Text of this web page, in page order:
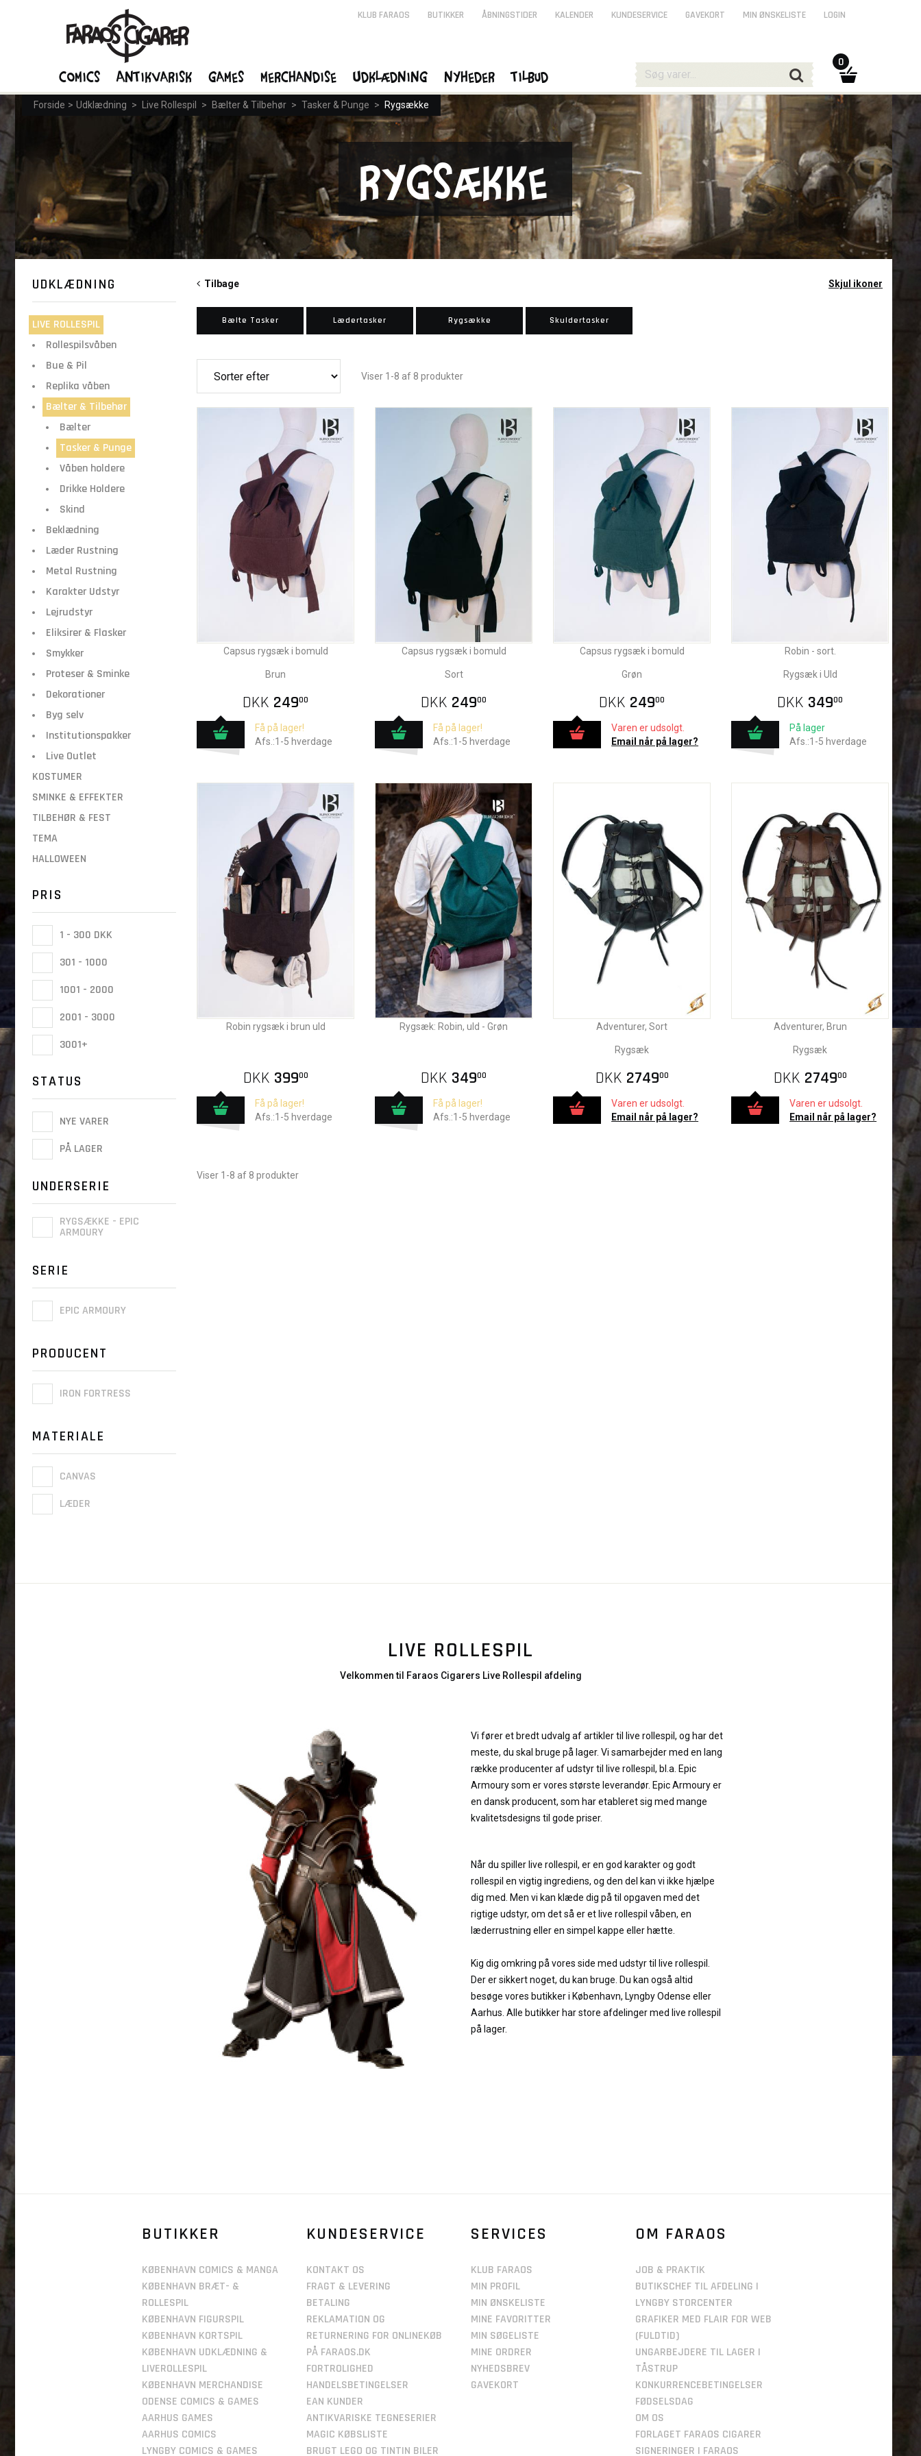
Forside > Udklædning > Live Rollespil > Bælter & Tilbehør > Tasker & Punge > Rygsække
Rygsække
UDKLÆDNING
LIVE ROLLESPIL
Rollespilsvåben
Bue & Pil
Replika våben
Bælter & Tilbehør
Bælter
Tasker & Punge
Våben holdere
Drikke Holdere
Skind
Beklædning
Læder Rustning
Metal Rustning
Karakter Udstyr
Lejrudstyr
Eliksirer & Flasker
Smykker
Proteser & Sminke
Dekorationer
Byg selv
Institutionspakker
Live Outlet
KOSTUMER
SMINKE & EFFEKTER
TILBEHØR & FEST
TEMA
HALLOWEEN
PRIS
1 - 300 DKK
301 - 1000
1001 - 2000
2001 - 3000
3001+
STATUS
NYE VARER
PÅ LAGER
UNDERSERIE
RYGSÆKKE - EPIC
ARMOURY
SERIE
EPIC ARMOURY
PRODUCENT
IRON FORTRESS
MATERIALE
CANVAS
LÆDER
Skjul ikoner
Tilbage
Bælte Tasker Lædertasker Rygsække Skuldertasker
Viser 1-8 af 8 produkter
Capsus rygsæk i bomuld
Brun
DKK 24900
Få på lager!
Afs.:1-5 hverdage
Capsus rygsæk i bomuld
Sort
DKK 24900
Få på lager!
Afs.:1-5 hverdage
Capsus rygsæk i bomuld
Grøn
DKK 24900
Varen er udsolgt.
Email når på lager?
Robin - sort.
Rygsæk i Uld
DKK 34900
På lager
Afs.:1-5 hverdage
Robin rygsæk i brun uld
DKK 39900
Få på lager!
Afs.:1-5 hverdage
Rygsæk: Robin, uld - Grøn
DKK 34900
Få på lager!
Afs.:1-5 hverdage
Adventurer, Sort
Rygsæk
DKK 274900
Varen er udsolgt.
Email når på lager?
Adventurer, Brun
Rygsæk
DKK 274900
Varen er udsolgt.
Email når på lager?
Viser 1-8 af 8 produkter
LIVE ROLLESPIL
Velkommen til Faraos Cigarers Live Rollespil afdeling
Vi fører et bredt udvalg af artikler til live rollespil, og har det
meste, du skal bruge på lager. Vi samarbejder med en lang
række producenter af udstyr til live rollespil, bl.a. Epic
Armoury som er vores største leverandør. Epic Armoury er
en dansk producent, som har etableret sig med mange
kvalitetsdesigns til gode priser.
Når du spiller live rollespil, er en god karakter og godt
rollespil en vigtig ingrediens, og den del kan vi ikke hjælpe
dig med. Men vi kan klæde dig på til opgaven med det
rigtige udstyr, om det så er et live rollespil våben, en
læderrustning eller en simpel kappe eller hætte.
Kig dig omkring på vores side med udstyr til live rollespil.
Der er sikkert noget, du kan bruge. Du kan også altid
besøge vores butikker i København, Lyngby Odense eller
Aarhus. Alle butikker har store afdelinger med live rollespil
på lager.
KLUB FARAOS BUTIKKER ÅBNINGSTIDER KALENDER KUNDESERVICE GAVEKORT MIN ØNSKELISTE LOGIN
Comics Antikvarisk Games Merchandise Udklædning Nyheder Tilbud
0
BUTIKKER
KØBENHAVN COMICS & MANGA
KØBENHAVN BRÆT- &
ROLLESPIL
KØBENHAVN FIGURSPIL
KØBENHAVN KORTSPIL
KØBENHAVN UDKLÆDNING &
LIVEROLLESPIL
KØBENHAVN MERCHANDISE
ODENSE COMICS & GAMES
AARHUS GAMES
AARHUS COMICS
LYNGBY COMICS & GAMES
KUNDESERVICE
KONTAKT OS
FRAGT & LEVERING
BETALING
REKLAMATION OG
RETURNERING FOR ONLINEKØB
PÅ FARAOS.DK
FORTROLIGHED
HANDELSBETINGELSER
EAN KUNDER
ANTIKVARISKE TEGNESERIER
MAGIC KØBSLISTE
BRUGT LEGO OG TINTIN BILER
SERVICES
KLUB FARAOS
MIN PROFIL
MIN ØNSKELISTE
MINE FAVORITTER
MIN SØGELISTE
MINE ORDRER
NYHEDSBREV
GAVEKORT
OM FARAOS
JOB & PRAKTIK
BUTIKSCHEF TIL AFDELING I
LYNGBY STORCENTER
GRAFIKER MED FLAIR FOR WEB
(FULDTID)
UNGARBEJDERE TIL LAGER I
TÅSTRUP
KONKURRENCEBETINGELSER
FØDSELSDAG
OM OS
FORLAGET FARAOS CIGARER
SIGNERINGER I FARAOS